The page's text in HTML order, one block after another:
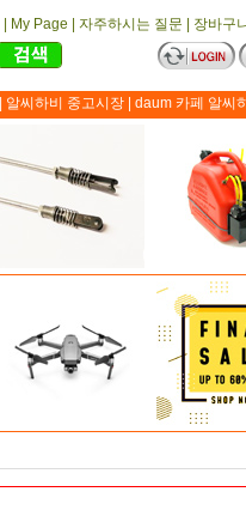
My Page 자주하시는 질문
장바구
알씨하비 중고시장 daum 카페 알씨